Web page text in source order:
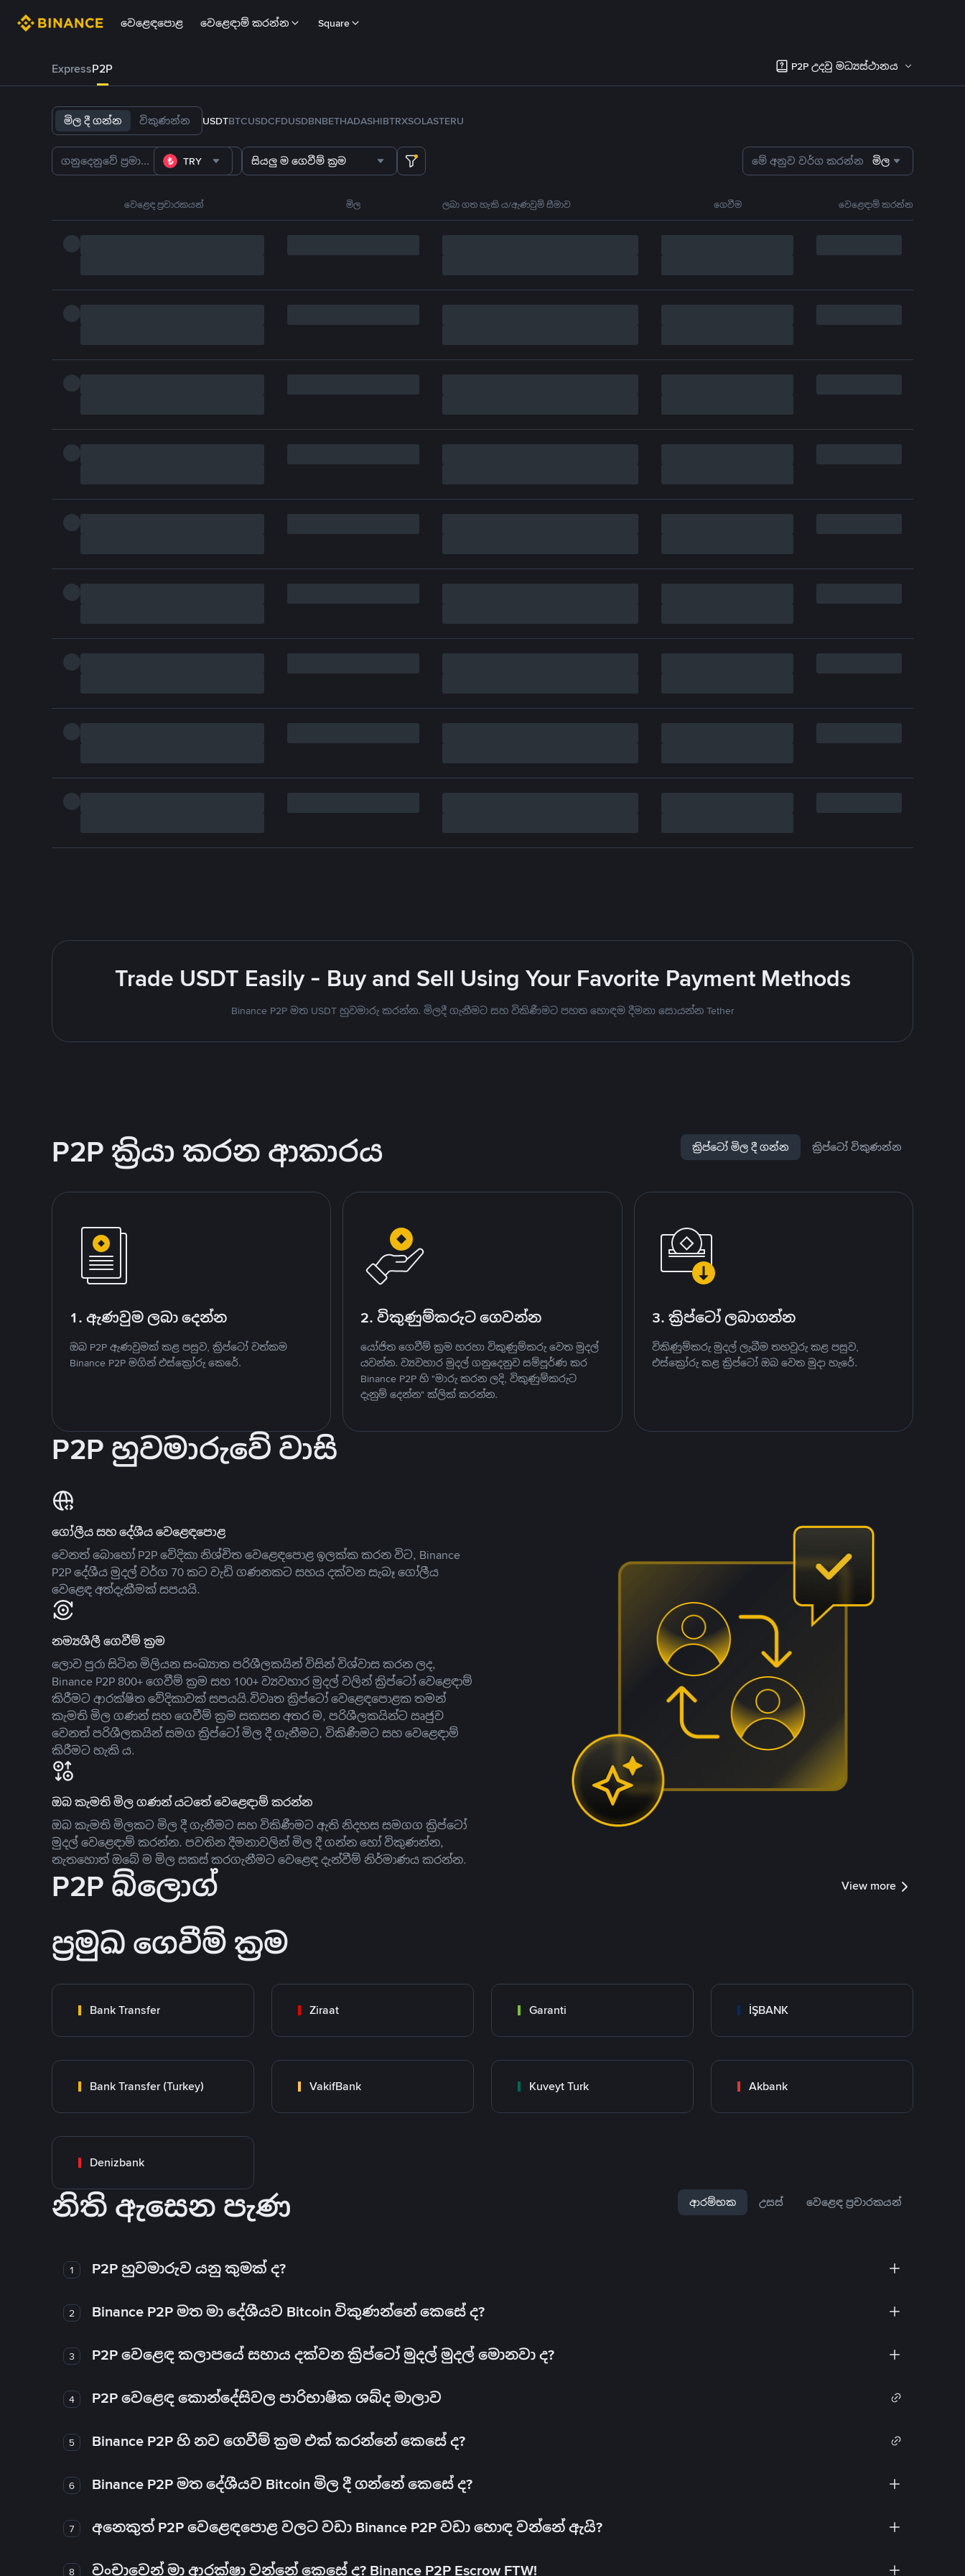
වෙළෙඳපොළ වෙළෙඳාම් කරන්න Square
ExpressP2P P2P උදවු මධ්‍යස්ථානය
මිල දී ගන්න විකුණන්න USDTBTCUSDCFDUSDBNBETHADASHIBTRXSOLASTERU
TRY සියලු ම ගෙවීම් ක්‍රම මේ අනුව වර්ග කරන්න මිල
වෙළෙඳ ප්‍රචාරකයන් මිල ලබා ගත හැකි ය/ඇණවුම් සීමාව ගෙවීම වෙළෙඳාම් කරන්න
Trade USDT Easily - Buy and Sell Using Your Favorite Payment Methods
Binance P2P මත USDT හුවමාරු කරන්න. මිලදී ගැනීමට සහ විකිණීමට පහත හොඳම දීමනා සොයන්න Tether
P2P ක්‍රියා කරන ආකාරය ක්‍රිප්ටෝ මිල දී ගන්න ක්‍රිප්ටෝ විකුණන්න
1. ඇණවුම ලබා දෙන්න
ඔබ P2P ඇණවුමක් කළ පසුව, ක්‍රිප්ටෝ වත්කම
Binance P2P මගින් එස්ක්‍රෝරු කෙරේ.
2. විකුණුම්කරුට ගෙවන්න
යෝජිත ගෙවීම් ක්‍රම හරහා විකුණුම්කරු වෙත මුදල්
යවන්න. ව්‍යවහාර මුදල් ගනුදෙනුව සම්පූර්ණ කර
Binance P2P හි "මාරු කරන ලදි, විකුණුම්කරුට
දැනුම් දෙන්න" ක්ලික් කරන්න.
3. ක්‍රිප්ටෝ ලබාගන්න
විකිණුම්කරු මුදල් ලැබීම තහවුරු කළ පසුව,
එස්ක්‍රෝරු කළ ක්‍රිප්ටෝ ඔබ වෙත මුදා හැරේ.
P2P හුවමාරුවේ වාසි
ගෝලීය සහ දේශීය වෙළෙඳපොළ
වෙනත් බොහෝ P2P වේදිකා නිශ්චිත වෙළෙඳපොළ ඉලක්ක කරන විට, Binance
P2P දේශීය මුදල් වර්ග 70 කට වැඩි ගණනකට සහය දක්වන සැබෑ ගෝලීය
වෙළෙඳ අත්දැකීමක් සපයයි.
නම්‍යශීලී ගෙවීම් ක්‍රම
ලොව පුරා සිටින මිලියන සංඛ්‍යාත පරිශීලකයින් විසින් විශ්වාස කරන ලද,
Binance P2P 800+ ගෙවීම් ක්‍රම සහ 100+ ව්‍යවහාර මුදල් වලින් ක්‍රිප්ටෝ වෙළෙඳාම්
කිරීමට ආරක්ෂිත වේදිකාවක් සපයයි.විවෘත ක්‍රිප්ටෝ වෙළෙඳපොළක තමන්
කැමති මිල ගණන් සහ ගෙවීම් ක්‍රම සකසන අතර ම, පරිශීලකයින්ට ඍජුව
වෙනත් පරිශීලකයින් සමග ක්‍රිප්ටෝ මිල දී ගැනීමට, විකිණීමට සහ වෙළෙඳාම්
කිරීමට හැකි ය.
ඔබ කැමති මිල ගණන් යටතේ වෙළෙඳාම් කරන්න
ඔබ කැමති මිලකට මිල දී ගැනීමට සහ විකිණීමට ඇති නිදහස සමගග ක්‍රිප්ටෝ
මුදල් වෙළෙඳාම් කරන්න. පවතින දීමනාවලින් මිල දී ගන්න හෝ විකුණන්න,
නැතහොත් ඔබේ ම මිල සකස් කරගැනීමට වෙළෙඳ දැන්වීම් නිර්මාණය කරන්න.
P2P බ්ලොග් View more
ප්‍රමුඛ ගෙවීම් ක්‍රම
Bank Transfer Ziraat Garanti İŞBANK
Bank Transfer (Turkey) VakifBank Kuveyt Turk Akbank
Denizbank
නිති ඇසෙන පැණ ආරම්භක උසස් වෙළෙඳ ප්‍රචාරකයන්
1 P2P හුවමාරුව යනු කුමක් ද?
2 Binance P2P මත මා දේශීයව Bitcoin විකුණන්නේ කෙසේ ද?
3 P2P වෙළෙඳ කලාපයේ සහාය දක්වන ක්‍රිප්ටෝ මුදල් මුදල් මොනවා ද?
4 P2P වෙළෙඳ කොන්දේසිවල පාරිභාෂික ශබ්ද මාලාව
5 Binance P2P හි නව ගෙවීම් ක්‍රම එක් කරන්නේ කෙසේ ද?
6 Binance P2P මත දේශීයව Bitcoin මිල දී ගන්නේ කෙසේ ද?
7 අනෙකුත් P2P වෙළෙඳපොළ වලට වඩා Binance P2P වඩා හොඳ වන්නේ ඇයි?
8 වංචාවෙන් මා ආරක්ෂා වන්නේ කෙසේ ද? Binance P2P Escrow FTW!